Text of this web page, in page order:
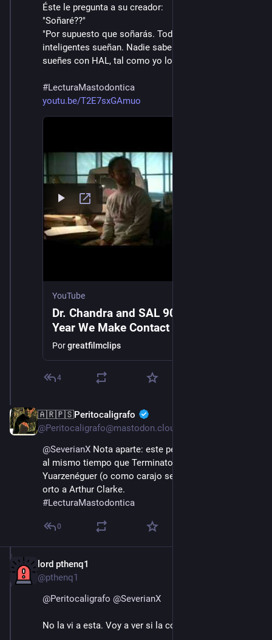
Éste le pregunta a su creador:
"Soñaré??"
"Por supuesto que soñarás. Todas las criaturas
inteligentes sueñan. Nadie sabe porqué. Tal vez
sueñes con HAL, tal como yo lo hago"
#LecturaMastodontica
youtu.be/T2E7sxGAmuo
YouTube
Dr. Chandra and SAL 9000 - 2010: The
Year We Make Contact (sequel to
2001)
Porgreatfilmclips
4
🇦🇷🇵🇸Peritocaligrafo
@Peritocaligrafo@mastodon.cloud
@SeverianX Nota aparte: este peliculón fue estrenado
al mismo tiempo que Terminator. Balance:
Yuarzenéguer (o como carajo se escriba) le rompió el
orto a Arthur Clarke.
#LecturaMastodontica
0
lord pthenq1
@pthenq1
@Peritocaligrafo @SeverianX
No la vi a esta. Voy a ver si la consigo